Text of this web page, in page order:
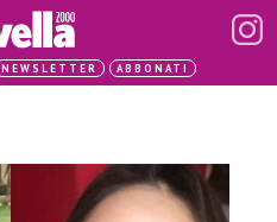
NEWSLETTER ABBONATI